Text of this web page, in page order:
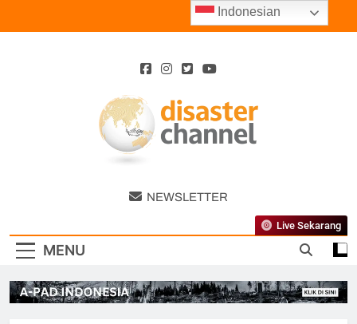
Disaster
Channel
NEWSLETTER
MENU
Live Sekarang
Indonesian